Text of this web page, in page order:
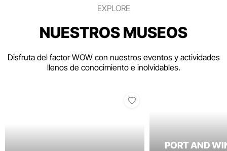
EXPLORE
NUESTROS MUSEOS
Disfruta del factor WOW con nuestros eventos y actividades
llenos de conocimiento e inolvidables.
PORT AND